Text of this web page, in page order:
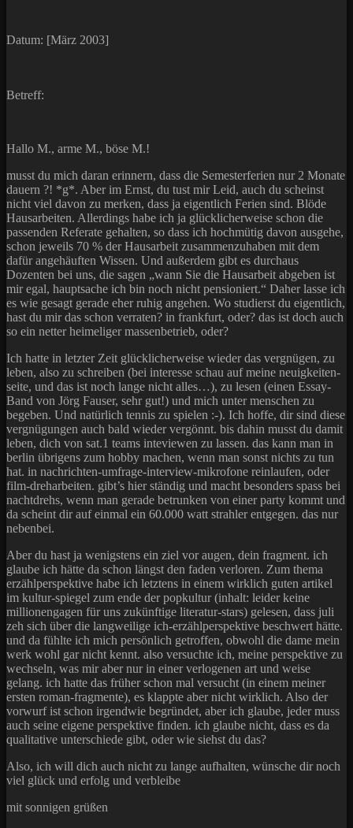
Datum: [März 2003]
Betreff:
Hallo M., arme M., böse M.!
musst du mich daran erinnern, dass die Semesterferien nur 2 Monate
dauern ?! *g*. Aber im Ernst, du tust mir Leid, auch du scheinst
nicht viel davon zu merken, dass ja eigentlich Ferien sind. Blöde
Hausarbeiten. Allerdings habe ich ja glücklicherweise schon die
passenden Referate gehalten, so dass ich hochmütig davon ausgehe,
schon jeweils 70 % der Hausarbeit zusammenzuhaben mit dem
dafür angehäuften Wissen. Und außerdem gibt es durchaus
Dozenten bei uns, die sagen „wann Sie die Hausarbeit abgeben ist
mir egal, hauptsache ich bin noch nicht pensioniert.“ Daher lasse ich
es wie gesagt gerade eher ruhig angehen. Wo studierst du eigentlich,
hast du mir das schon verraten? in frankfurt, oder? das ist doch auch
so ein netter heimeliger massenbetrieb, oder?
Ich hatte in letzter Zeit glücklicherweise wieder das vergnügen, zu
leben, also zu schreiben (bei interesse schau auf meine neuigkeiten-
seite, und das ist noch lange nicht alles…), zu lesen (einen Essay-
Band von Jörg Fauser, sehr gut!) und mich unter menschen zu
begeben. Und natürlich tennis zu spielen :-). Ich hoffe, dir sind diese
vergnügungen auch bald wieder vergönnt. bis dahin musst du damit
leben, dich von sat.1 teams inteviewen zu lassen. das kann man in
berlin übrigens zum hobby machen, wenn man sonst nichts zu tun
hat. in nachrichten-umfrage-interview-mikrofone reinlaufen, oder
film-dreharbeiten. gibt’s hier ständig und macht besonders spass bei
nachtdrehs, wenn man gerade betrunken von einer party kommt und
da scheint dir auf einmal ein 60.000 watt strahler entgegen. das nur
nebenbei.
Aber du hast ja wenigstens ein ziel vor augen, dein fragment. ich
glaube ich hätte da schon längst den faden verloren. Zum thema
erzählperspektive habe ich letztens in einem wirklich guten artikel
im kultur-spiegel zum ende der popkultur (inhalt: leider keine
millionengagen für uns zukünftige literatur-stars) gelesen, dass juli
zeh sich über die langweilige ich-erzählperspektive beschwert hätte.
und da fühlte ich mich persönlich getroffen, obwohl die dame mein
werk wohl gar nicht kennt. also versuchte ich, meine perspektive zu
wechseln, was mir aber nur in einer verlogenen art und weise
gelang. ich hatte das früher schon mal versucht (in einem meiner
ersten roman-fragmente), es klappte aber nicht wirklich. Also der
vorwurf ist schon irgendwie begründet, aber ich glaube, jeder muss
auch seine eigene perspektive finden. ich glaube nicht, dass es da
qualitative unterschiede gibt, oder wie siehst du das?
Also, ich will dich auch nicht zu lange aufhalten, wünsche dir noch
viel glück und erfolg und verbleibe
mit sonnigen grüßen